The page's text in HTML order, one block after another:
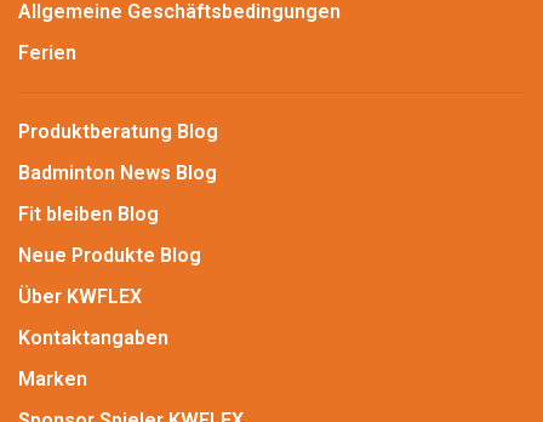
Allgemeine Geschäftsbedingungen
Ferien
Produktberatung Blog
Badminton News Blog
Fit bleiben Blog
Neue Produkte Blog
Über KWFLEX
Kontaktangaben
Marken